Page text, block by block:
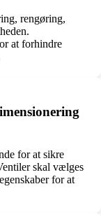
rengøring,
at forhindre
for at sikre
skal vælges
for at